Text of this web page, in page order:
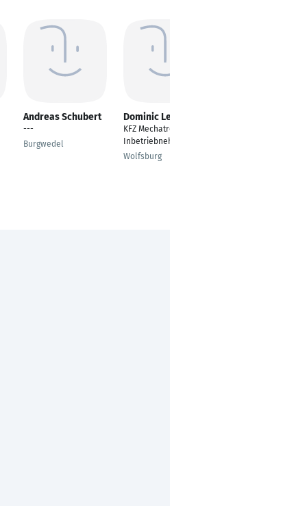
Andreas Schubert
---
Burgwedel
Dominic Lehnhoff
KFZ Mechatroniker /
Inbetriebnehmer
Wolfsburg